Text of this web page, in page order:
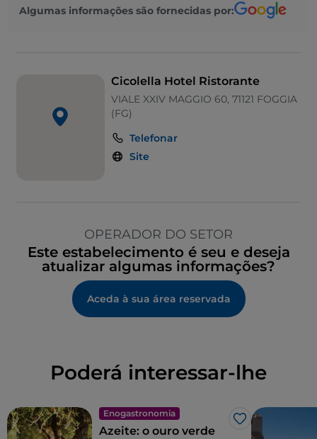
Algumas informações são fornecidas por:
Cicolella Hotel Ristorante
VIALE XXIV MAGGIO 60, 71121 FOGGIA
(FG)
Telefonar
Site
OPERADOR DO SETOR
Este estabelecimento é seu e deseja
atualizar algumas informações?
Aceda à sua área reservada
Poderá interessar-lhe
Enogastronomia
Gosto
Azeite: o ouro verde